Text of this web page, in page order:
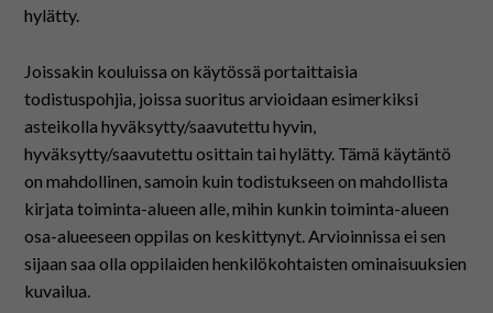
hylätty.
Joissakin kouluissa on käytössä portaittaisia
todistuspohjia, joissa suoritus arvioidaan esimerkiksi
asteikolla hyväksytty/saavutettu hyvin,
hyväksytty/saavutettu osittain tai hylätty. Tämä käytäntö
on mahdollinen, samoin kuin todistukseen on mahdollista
kirjata toiminta-alueen alle, mihin kunkin toiminta-alueen
osa-alueeseen oppilas on keskittynyt. Arvioinnissa ei sen
sijaan saa olla oppilaiden henkilökohtaisten ominaisuuksien
kuvailua.